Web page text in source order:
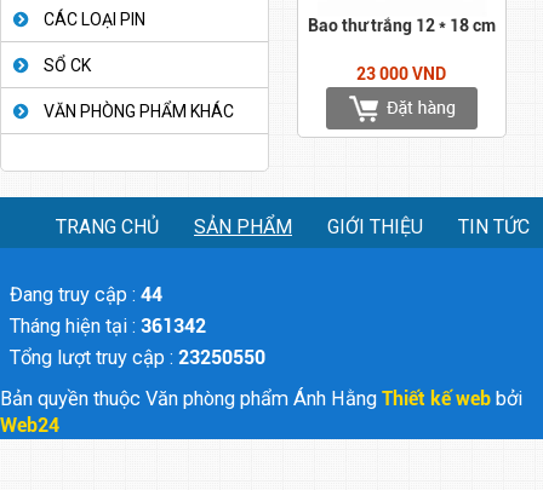
CÁC LOẠI PIN
SỔ CK
VĂN PHÒNG PHẨM KHÁC
Bao thư trắng 12 * 18 cm
23 000 VND
TRANG CHỦ SẢN PHẨM GIỚI THIỆU TIN TỨC
Đang truy cập : 44
Tháng hiện tại : 361342
Tổng lượt truy cập : 23250550
Bản quyền thuộc Văn phòng phẩm Ánh Hằng Thiết kế web bởi
Web24